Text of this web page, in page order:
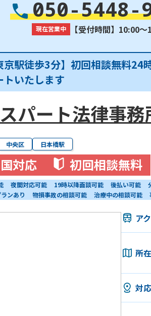
050-5448-
現在営業中 【受付時間】10:00
京駅徒歩3分】初回相談無料
トいたします
パート法律事
中央区 日本橋駅
対応 初回相談無料
夜間対応可能 19時以降面談可能 後払い可能
ンあり
物損事故の相談可能 治療中の相談可能
ア
所
対